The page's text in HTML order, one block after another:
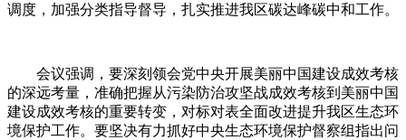
调度，加强分类指导督导，扎实推进我区碳达峰碳中和工作。
会议强调，要深刻领会党中央开展美丽中国建设成效考核
的深远考量，准确把握从污染防治攻坚战成效考核到美丽中国
建设成效考核的重要转变，对标对表全面改进提升我区生态环
境保护工作。要坚决有力抓好中央生态环境保护督察组指出问